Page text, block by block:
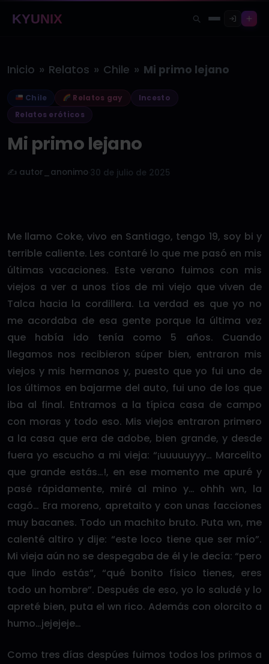
KYUNIX
Inicio » Relatos » Chile » Mi primo lejano
Chile Relatos gay
Incesto
Relatos eróticos
Mi primo lejano
✍️ autor_anonimo 30 de julio de 2025
Me llamo Coke, vivo en Santiago, tengo 19, soy bi y
terrible caliente. Les contaré lo que me pasó en mis
últimas vacaciones. Este verano fuimos con mis
viejos a ver a unos tíos de mi viejo que viven de
Talca hacia la cordillera. La verdad es que yo no
me acordaba de esa gente porque la última vez
que había ido tenía como 5 años. Cuando
llegamos nos recibieron súper bien, entraron mis
viejos y mis hermanos y, puesto que yo fui uno de
los últimos en bajarme del auto, fui uno de los que
iba al final. Entramos a la típica casa de campo
con moras y todo eso. Mis viejos entraron primero
a la casa que era de adobe, bien grande, y desde
fuera yo escucho a mi vieja: “¡uuuuuyyy… Marcelito
que grande estás…!, en ese momento me apuré y
pasé rápidamente, miré al mino y… ohhh wn, la
cagó… Era moreno, apretaito y con unas facciones
muy bacanes. Todo un machito bruto. Puta wn, me
calenté altiro y dije: “este loco tiene que ser mío”.
Mi vieja aún no se despegaba de él y le decía: “pero
que lindo estás”, “qué bonito físico tienes, eres
todo un hombre”. Después de eso, yo lo saludé y lo
apreté bien, puta el wn rico. Además con olorcito a
humo…jejejeje…
Como tres días despúes fuimos todos los primos a